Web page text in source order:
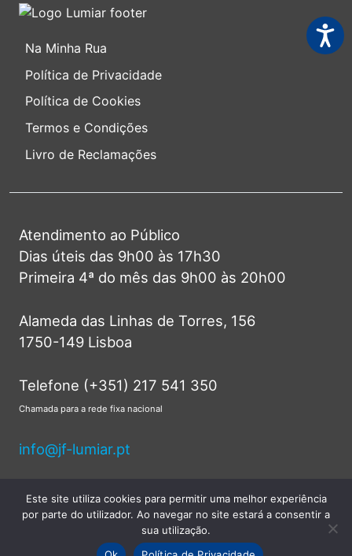
Na Minha Rua
Política de Privacidade
Política de Cookies
Termos e Condições
Livro de Reclamações
Atendimento ao Público
Dias úteis das 9h00 às 17h30
Primeira 4ª do mês das 9h00 às 20h00
Alameda das Linhas de Torres, 156
1750-149 Lisboa
Telefone (+351) 217 541 350
Chamada para a rede fixa nacional
info@jf-lumiar.pt
© 2026 Junta de Freguesia do Lumiar -
Todos os direitos reservados.
Este site utiliza cookies para permitir uma melhor experiência
por parte do utilizador. Ao navegar no site estará a consentir a
sua utilização.